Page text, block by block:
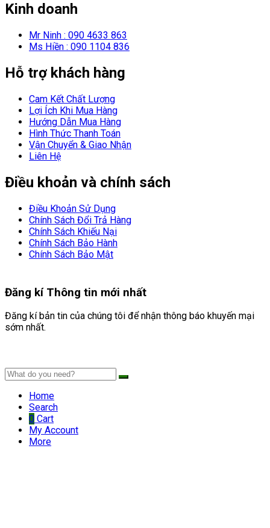
Kinh doanh
Mr Ninh : 090 4633 863
Ms Hiền : 090 1104 836
Hỗ trợ khách hàng
Cam Kết Chất Lượng
Lợi Ích Khi Mua Hàng
Hướng Dẫn Mua Hàng
Hình Thức Thanh Toán
Vận Chuyển & Giao Nhận
Liên Hệ
Điều khoản và chính sách
Điều Khoản Sử Dụng
Chính Sách Đổi Trả Hàng
Chính Sách Khiếu Nại
Chính Sách Bảo Hành
Chính Sách Bảo Mật
Đăng kíThông tin mới nhất
Đăng kí bản tin của chúng tôi để nhận thông báo khuyến mại
sớm nhất.
Home
Search
0 Cart
My Account
More